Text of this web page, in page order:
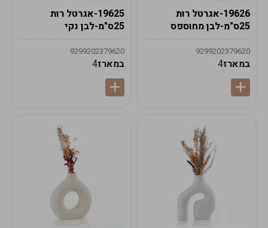
19626-אגרטל רות
25ס"מ-לבן מחוספס
9299202379620
במארז4
19625-אגרטל רות
25ס"מ-לבן נקי
9299202379620
במארז4